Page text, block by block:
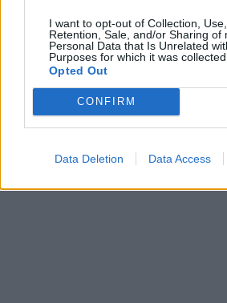
I want to opt-out of Collection, Use,
Retention, Sale, and/or Sharing of
Personal Data that Is Unrelated
Purposes for which it was collected.
Opted Out
CONFIRM
Data Deletion Data Access